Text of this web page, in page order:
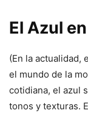
El Azul
(En la actualidad,
el mundo de la
cotidiana, el azul
tonos y texturas.